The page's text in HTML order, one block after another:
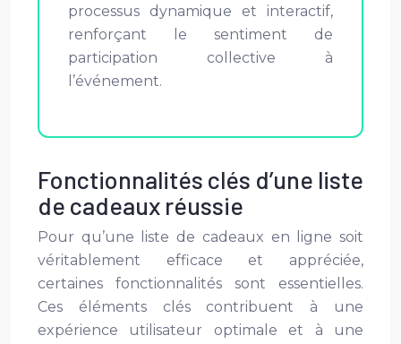
processus dynamique et interactif,
renforçant le sentiment de
participation collective à
l’événement.
Fonctionnalités clés d’une liste
de cadeaux réussie
Pour qu’une liste de cadeaux en ligne soit
véritablement efficace et appréciée,
certaines fonctionnalités sont essentielles.
Ces éléments clés contribuent à une
expérience utilisateur optimale et à une